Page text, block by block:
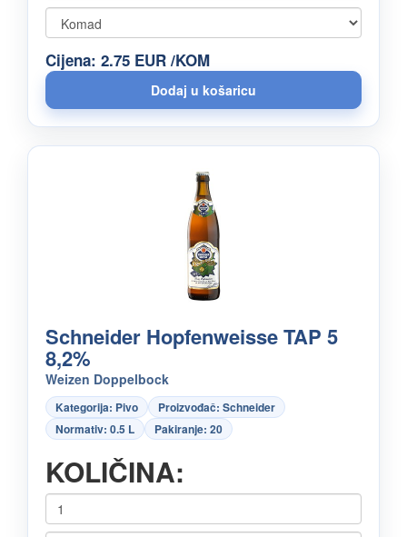
Cijena: 2.75 EUR /KOM
Schneider Hopfenweisse TAP 5
8,2%
Weizen Doppelbock
Kategorija: Pivo
Proizvođač: Schneider
Normativ: 0.5 L
Pakiranje: 20
KOLIČINA: